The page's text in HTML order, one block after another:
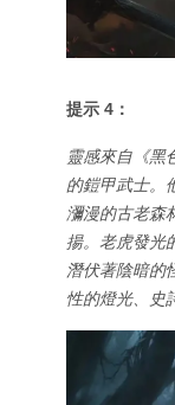
提示 4：
靈感來自《黑
的鎧甲武士。
瀰漫的古老森
揚。老虎發光
潛伏著陰暗的
性的燈光、史